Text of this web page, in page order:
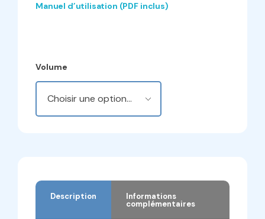
Manuel d’utilisation (PDF inclus)
Volume
Description Informations
complémentaires